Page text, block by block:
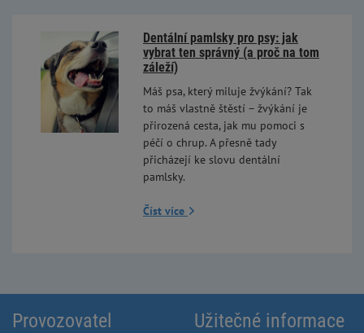
Dentální pamlsky pro psy: jak
vybrat ten správný (a proč na tom
záleží)
Máš psa, který miluje žvýkání? Tak
to máš vlastně štěstí – žvýkání je
přirozená cesta, jak mu pomoci s
péčí o chrup. A přesně tady
přicházejí ke slovu dentální
pamlsky.
Číst více
Provozovatel Užitečné informace